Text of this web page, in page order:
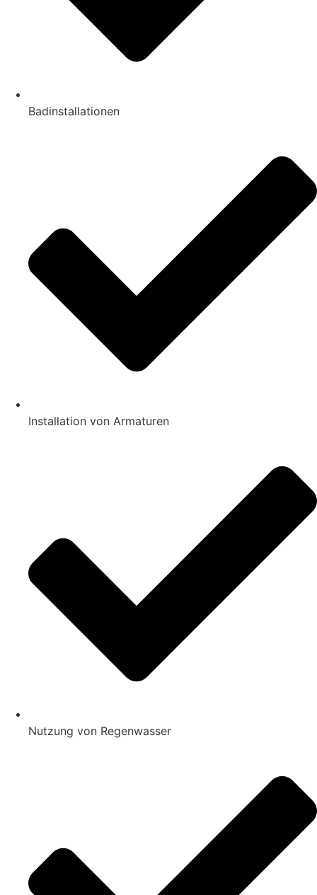
Badinstallationen
Installation von Armaturen
Nutzung von Regenwasser